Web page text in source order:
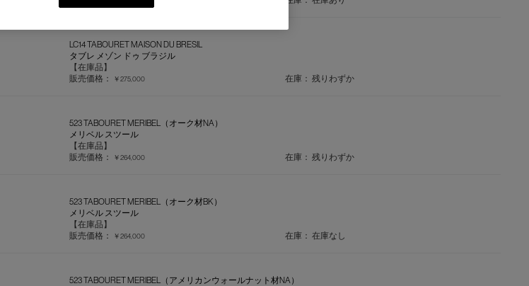
LC14 TABOURET MAISON DU BRESIL
タブレ メゾン ドゥ ブラジル
【在庫品】
販売価格：
￥275,000 在庫： 残りわずか
523 TABOURET MERIBEL（オーク材NA）
メリベル スツール
【在庫品】
販売価格：
￥264,000 在庫： 残りわずか
523 TABOURET MERIBEL（オーク材BK）
メリベル スツール
【在庫品】
販売価格：
￥264,000 在庫： 在庫なし
523 TABOURET MERIBEL（アメリカンウォールナット材NA）